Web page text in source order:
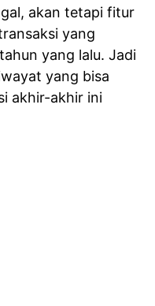
akan tetapi fitur
yang
yang lalu. Jadi
yang bisa
akhir-akhir ini